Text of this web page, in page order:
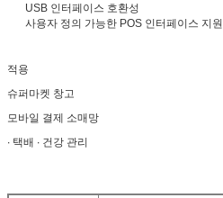
USB 인터페이스 호환성
사용자 정의 가능한 POS 인터페이스 지원
적용
슈퍼마켓 창고
모바일 결제 소매망
∙ 택배 ∙ 건강 관리